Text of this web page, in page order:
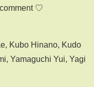
♡
Kubo Hinano, Kudo
Yamaguchi Yui, Yagi